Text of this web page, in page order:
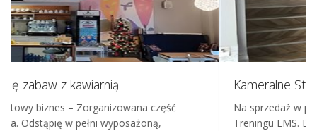
Kameralne Studio treningu EMS w
Na sprzedaż w pełni funkcjonujące, kameralne
Treningu EMS. Biznes działa operacyjnie, posiada